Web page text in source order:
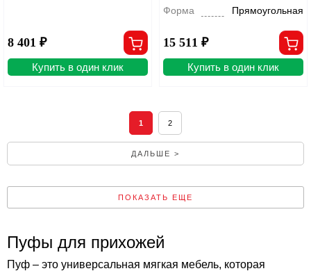
8 401 ₽
Купить в один клик
Форма
Прямоугольная
15 511 ₽
Купить в один клик
1 2
ДАЛЬШЕ >
ПОКАЗАТЬ ЕЩЕ
Пуфы для прихожей
Пуф – это универсальная мягкая мебель, которая